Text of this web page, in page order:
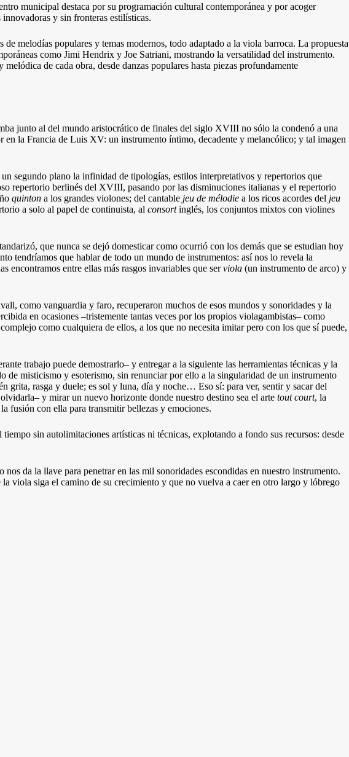
municipal destaca por su programación cultural contemporánea y por acoger
y sin fronteras estilísticas.
melodías populares y temas modernos, todo adaptado a la viola barroca. La propuesta
como Jimi Hendrix y Joe Satriani, mostrando la versatilidad del instrumento.
de cada obra, desde danzas populares hasta piezas profundamente
junto al del mundo aristocrático de finales del siglo XVIII no sólo la condenó a una
en la Francia de Luis XV: un instrumento íntimo, decadente y melancólico; y tal imagen
segundo plano la infinidad de tipologías, estilos interpretativos y repertorios que
repertorio berlinés del XVIII, pasando por las disminuciones italianas y el repertorio
quinton a los grandes violones; del cantable jeu de mélodie a los ricos acordes del jeu
a solo al papel de continuista, al consortinglés, los conjuntos mixtos con violines
que nunca se dejó domesticar como ocurrió con los demás que se estudian hoy
tendríamos que hablar de todo un mundo de instrumentos: así nos lo revela la
encontramos entre ellas más rasgos invariables que serviola (un instrumento de arco) y
como vanguardia y faro, recuperaron muchos de esos mundos y sonoridades y la
en ocasiones –tristemente tantas veces por los propios violagambistas– como
como cualquiera de ellos, a los que no necesita imitar pero con los que sí puede,
trabajo puede demostrarlo– y entregar a la siguiente las herramientas técnicas y la
de misticismo y esoterismo, sin renunciar por ello a la singularidad de un instrumento
grita, rasga y duele; es sol y luna, día y noche… Eso sí: para ver, sentir y sacar del
y mirar un nuevo horizonte donde nuestro destino sea el arte tout court, la
fusión con ella para transmitir bellezas y emociones.
sin autolimitaciones artísticas ni técnicas, explotando a fondo sus recursos: desde
da la llave para penetrar en las mil sonoridades escondidas en nuestro instrumento.
viola siga el camino de su crecimiento y que no vuelva a caer en otro largo y lóbrego